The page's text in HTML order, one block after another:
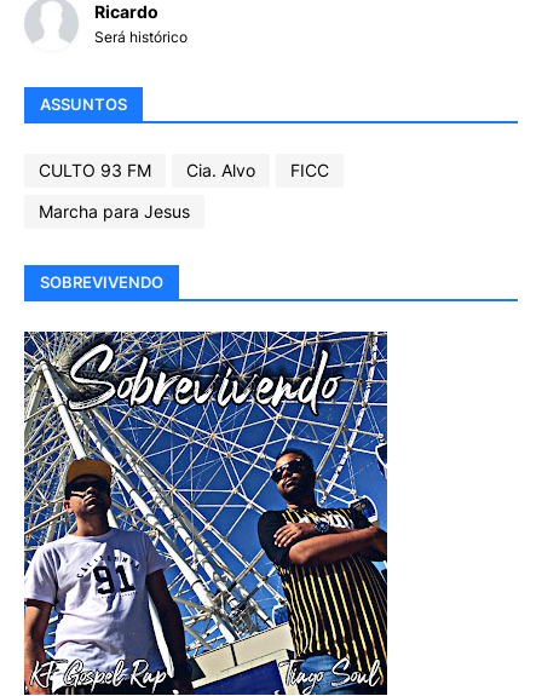
Ricardo
Será histórico
ASSUNTOS
CULTO 93 FM Cia. Alvo
FICC
Marcha para Jesus
SOBREVIVENDO